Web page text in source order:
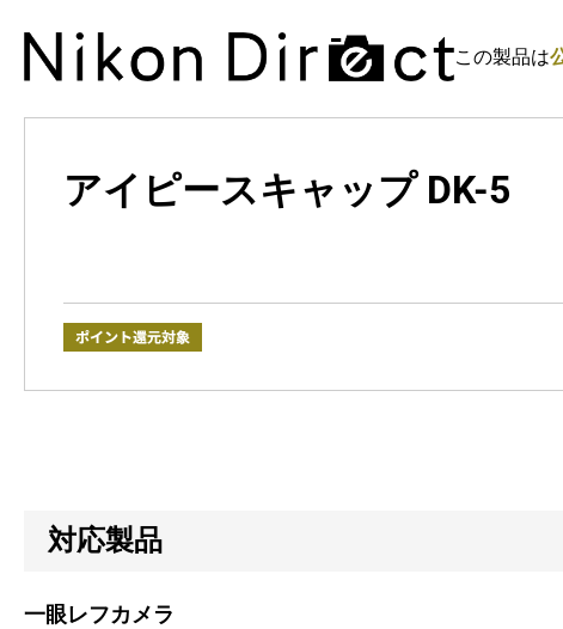
この製品は
アイピースキャップ DK-5
対応製品
一眼レフカメラ